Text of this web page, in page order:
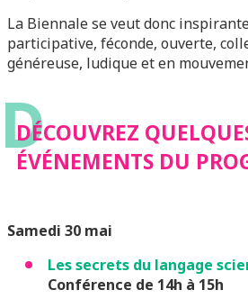
La Biennale se veut donc
participative, féconde, ouverte,
généreuse, ludique et en
D
DÉCOUVREZ
ÉVÉNEMENTS DU
Samedi 30 mai
Les secrets du langage
Conférence de 14h à 15h